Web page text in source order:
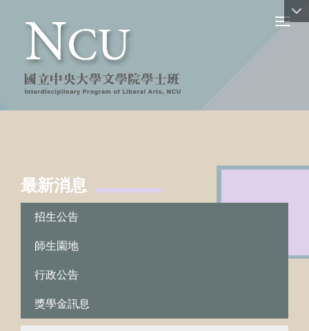
最新消息
招生公告
師生園地
行政公告
獎學金訊息